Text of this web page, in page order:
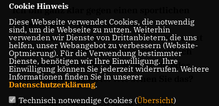
Ich bin ganz klar
Boykott. Das Fernbleiben von
Spitzenpolitikern kann ich mir hingegen gut
vorstellen. Besser sind bzw. wären jedoch
mutige Reformen der Vergaberegeln oder
feste Austragungsorte. Wie sehen Sie das?
Das gesamte Gespräch kann man sich
Cookie Hinweis
Diese Webseite verwendet Cookies, die notwendig
sind, um die Webseite zu nutzen. Weiterhin
verwenden wir Dienste von Drittanbietern, die uns
helfen, unser Webangebot zu verbessern (Website-
Optmierung). Für die Verwendung bestimmter
Dienste, benötigen wir Ihre Einwilligung. Ihre
Einwilligung können Sie jederzeit widerrufen. Weitere
Informationen finden Sie in unserer
Datenschutzerklärung.
Technisch notwendige Cookies (Übersicht)